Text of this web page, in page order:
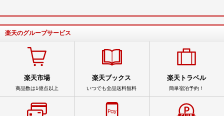
楽天のグループサービス
楽天市場
商品数は1億点以上
楽天ブックス
いつでも全品送料無料
楽天トラベル
簡単宿泊予約！